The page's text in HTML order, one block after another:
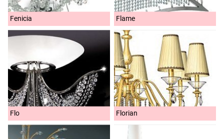
Fenicia Flame
Flo Florian